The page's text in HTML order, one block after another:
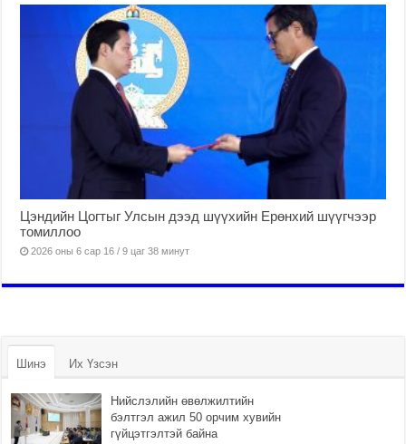
Цэндийн Цогтыг Улсын дээд шүүхийн Ерөнхий шүүгчээр
томиллоо
2026 оны 6 сар 16 / 9 цаг 38 минут
Шинэ Их Үзсэн
Нийслэлийн өвөлжилтийн
бэлтгэл ажил 50 орчим хувийн
гүйцэтгэлтэй байна